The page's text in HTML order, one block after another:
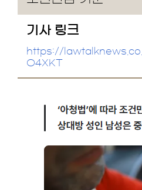
기사 링크
https://
O4XKT